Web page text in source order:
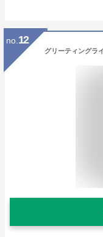
no. 12